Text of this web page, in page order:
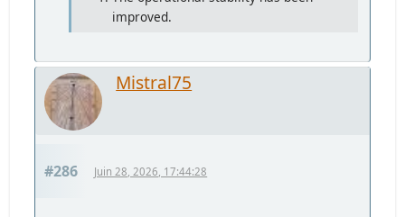
improved.
Mistral75
#286 Juin 28, 2026, 17:44:28